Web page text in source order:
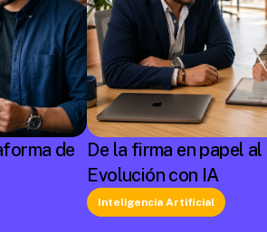
de
De la firma en papel
Evolución con IA
Inteligencia Artificial